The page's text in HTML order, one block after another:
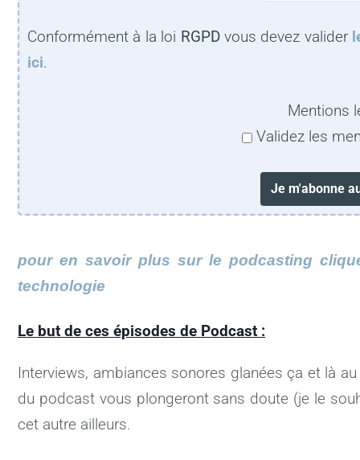
Conformément à la loi RGPDvous devez valider
ici.
Mentions
Validez les
pour en savoir plus sur le podcasting
technologie
Le but de ces épisodes de Podcast :
Interviews, ambiances sonores glanées ça et là
du podcast vous plongeront sans doute (je le
cet autre ailleurs.